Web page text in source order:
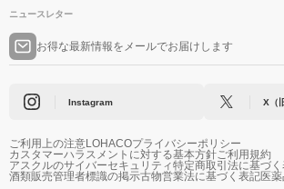
ニュースレター
お得な最新情報をメールでお届けします
Instagram X（
ご利用上の注意LOHACOプライバシーポリシー
カスタマーハラスメントに対する基本方針ご利用規約
アスクルのサイバーセキュリティ特定商取引法に基づ
酒類販売管理者標識の掲示古物営業法に基づく表記医